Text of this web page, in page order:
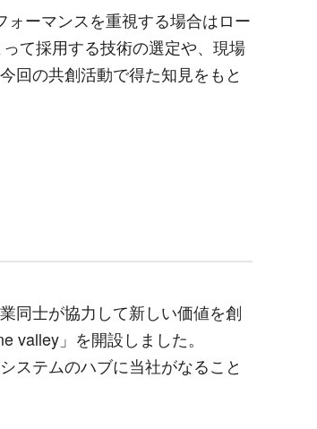
ーマンスを重視する場合はロー
て採用する技術の選定や、現場
回の共創活動で得た知見をもと
同士が協力して新しい価値を創
valley 」を開設しました。
ステムのハブに当社がなること